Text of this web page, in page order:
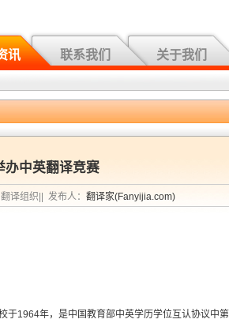
讯 联系我们 关于我们
办中英翻译竞赛
译组织|| 发布人： 翻译家(Fanyijia.com)
1964年，是中国教育部中英学历学位互认协议中第